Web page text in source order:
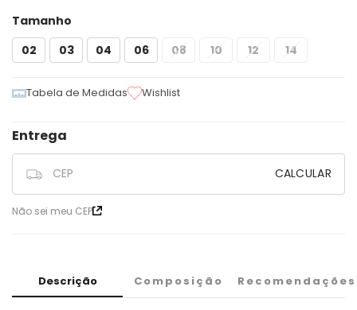
Tamanho
02
03 04 06 08 10 12 14
Tabela de Medidas
Não sei meu CEP
CALCULAR
Descrição Composição Recomendações